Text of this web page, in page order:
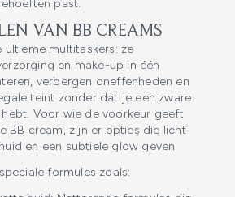
past.
VAN BB CREAMS
ultieme multitaskers: ze
en make-up in één
verbergen oneffenheden en
teint zonder dat je een zware
Voor wie de voorkeur geeft
BB cream, zijn er opties die licht
en een subtiele glow geven.
formules zoals: